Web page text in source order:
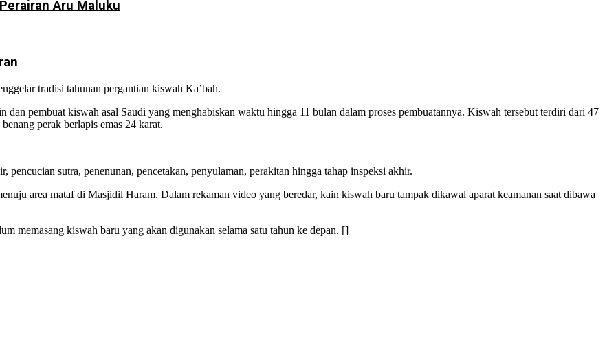
Aru Maluku
tradisi tahunan pergantian kiswah Ka’bah.
pembuat kiswah asal Saudi yang menghabiskan waktu hingga 11 bulan dalam proses pembuatannya. Kiswah tersebut terdiri dari 47
perak berlapis emas 24 karat.
sutra, penenunan, pencetakan, penyulaman, perakitan hingga tahap inspeksi akhir.
area mataf di Masjidil Haram. Dalam rekaman video yang beredar, kain kiswah baru tampak dikawal aparat keamanan saat dibawa
memasang kiswah baru yang akan digunakan selama satu tahun ke depan. []